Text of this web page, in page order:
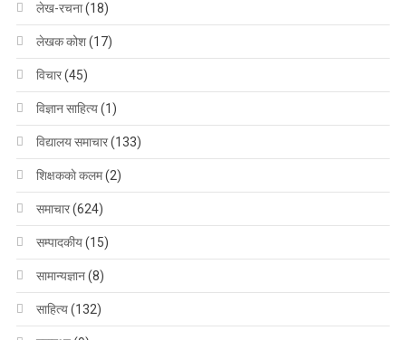
लेख-रचना(18)
लेखक कोश(17)
विचार(45)
विज्ञान साहित्य(1)
विद्यालय समाचार(133)
शिक्षककाे कलम(2)
समाचार(624)
सम्पादकीय(15)
सामान्यज्ञान(8)
साहित्य(132)